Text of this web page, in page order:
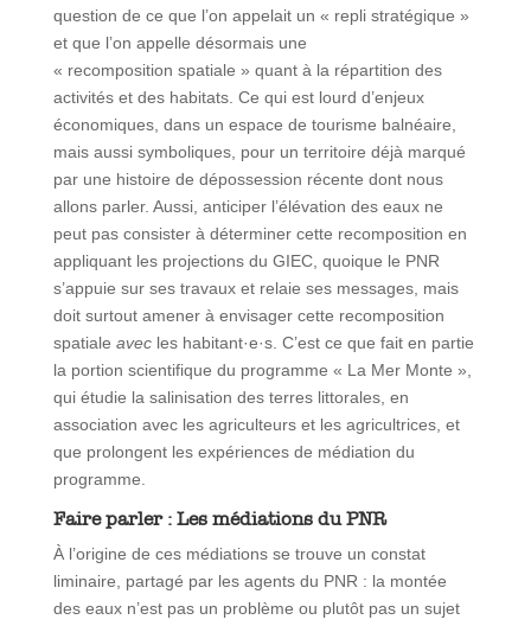
question de ce que l’on appelait un « repli stratégique »
et que l’on appelle désormais une
« recomposition spatiale » quant à la répartition des
activités et des habitats. Ce qui est lourd d’enjeux
économiques, dans un espace de tourisme balnéaire,
mais aussi symboliques, pour un territoire déjà marqué
par une histoire de dépossession récente dont nous
allons parler. Aussi, anticiper l’élévation des eaux ne
peut pas consister à déterminer cette recomposition en
appliquant les projections du GIEC, quoique le PNR
s’appuie sur ses travaux et relaie ses messages, mais
doit surtout amener à envisager cette recomposition
spatiale avecles habitant·e·s. C’est ce que fait en partie
la portion scientifique du programme « La Mer Monte »,
qui étudie la salinisation des terres littorales, en
association avec les agriculteurs et les agricultrices, et
que prolongent les expériences de médiation du
programme.
Faire parler : Les médiations du PNR
À l’origine de ces médiations se trouve un constat
liminaire, partagé par les agents du PNR : la montée
des eaux n’est pas un problème ou plutôt pas un sujet